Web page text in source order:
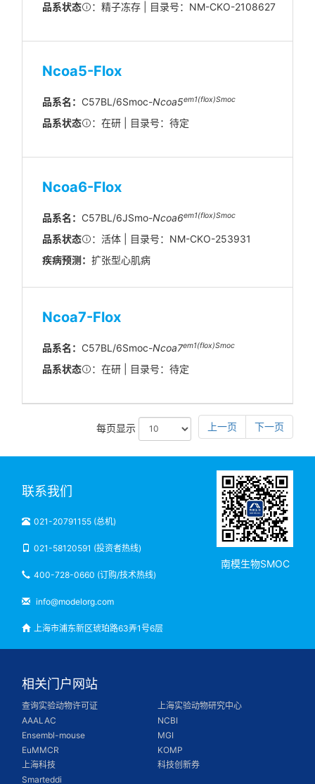
品系状态 ：精子冻存 | 目录号：NM-CKO-2108627
Ncoa5-Flox
品系名： C57BL/6Smoc-Ncoa5em1(flox)Smoc
品系状态 ：在研 | 目录号：待定
Ncoa6-Flox
品系名： C57BL/6JSmo-Ncoa6em1(flox)Smoc
品系状态
：活体 | 目录号：NM-CKO-253931
疾病预测：扩张型心肌病
Ncoa7-Flox
品系名： C57BL/6Smoc-Ncoa7em1(flox)Smoc
品系状态 ：在研 | 目录号：待定
每页显示 上一页 下一页
联系我们
021-20791155 (总机)
021-58120591 (投资者热线)
400-728-0660 (订购/技术热线)
info@modelorg.com
上海市浦东新区琥珀路63弄1号6层
南模生物SMOC
相关门户网站
查询实验动物许可证
上海实验动物研究中心
AAALAC
NCBI
Ensembl-mouse
MGI
EuMMCR
KOMP
上海科技
科技创新券
Smarteddi